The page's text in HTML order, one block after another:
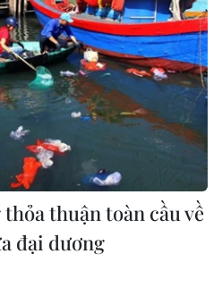
thuận toàn cầu về
đại dương